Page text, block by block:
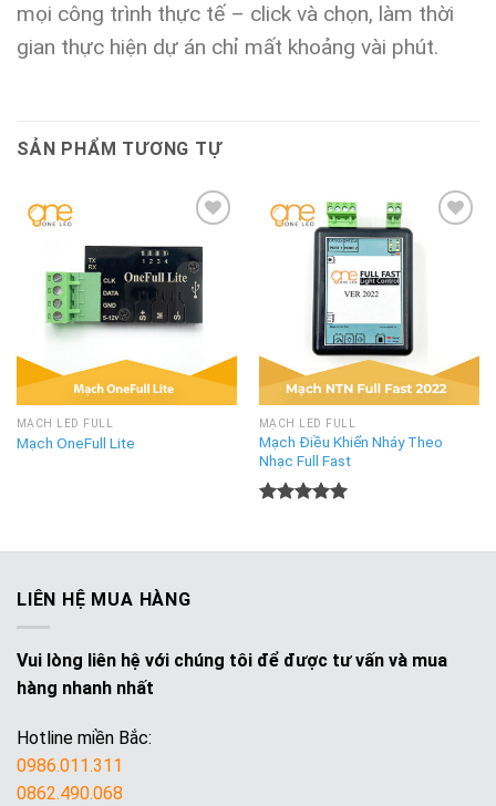
mọi công trình thực tế – click và chọn, làm thời
gian thực hiện dự án chỉ mất khoảng vài phút.
SẢN PHẨM TƯƠNG TỰ
Add to
Wishlist
MẠCH LED FULL
Mạch OneFull Lite
MẠCH LED FULL
Mạch Điều Khiển Nháy Theo
Nhạc Full Fast
sao
LIÊN HỆ MUA HÀNG
Vui lòng liên hệ với chúng tôi để được tư vấn và mua
hàng nhanh nhất
Hotline miền Bắc:
0986.011.311
0862.490.068